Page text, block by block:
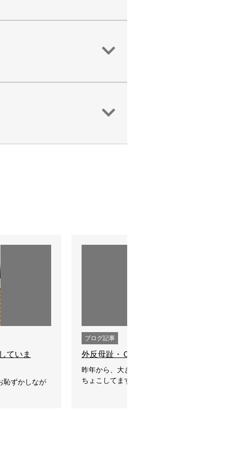
ていま
恥ずかしなが
ブログ記事
外反母趾・Ｏ脚向けのスリッポン
昨年から、大きなスコップ片手に庭の土壌改
ちょこしてます。そのせいか？力をかける